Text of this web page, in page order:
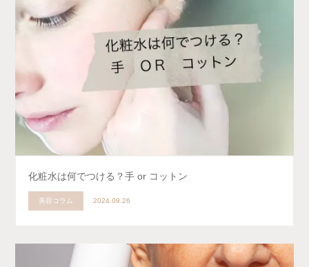
化粧水は何でつける？手 or コットン
美容コラム 2024.09.26